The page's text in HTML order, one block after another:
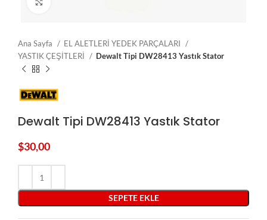
Ana Sayfa
EL ALETLERİ YEDEK PARÇALARI
YASTIK ÇEŞİTLERİ
Dewalt Tipi DW28413 Yastık Stator
Dewalt Tipi DW28413 Yastık Stator
$30,00
SEPETE EKLE